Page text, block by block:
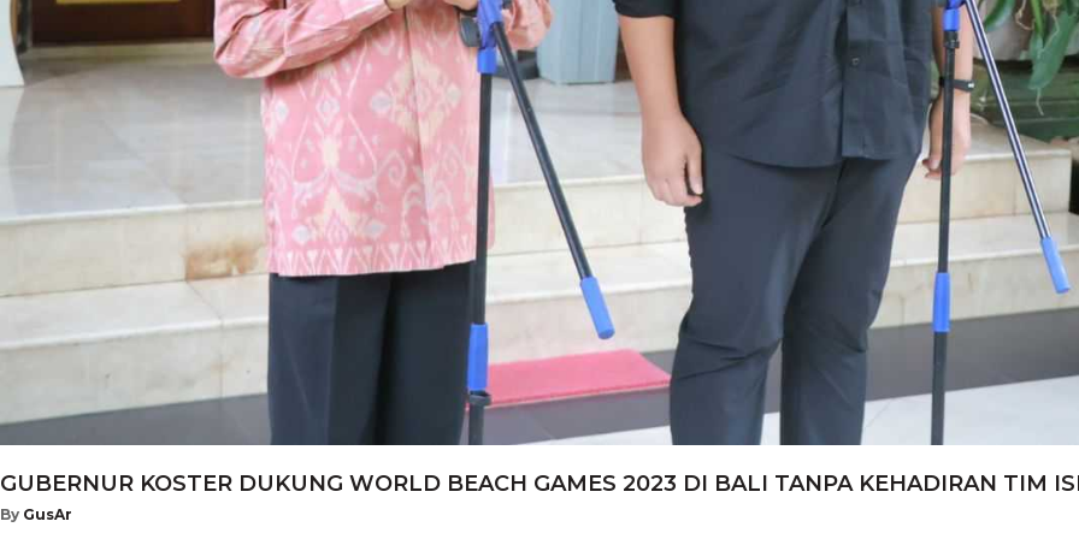
GUBERNUR KOSTER DUKUNG WORLD BEACH GAMES 2023 DI BALI TANPA KEHADIRAN TIM
By GusAr